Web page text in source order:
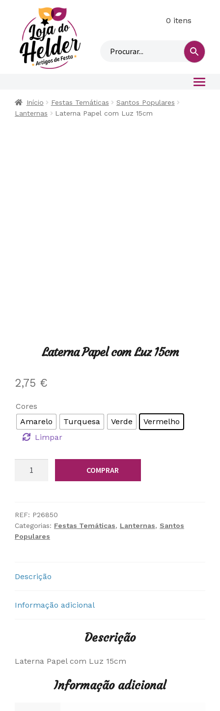
n
0 itens
Início Festas Temáticas
Santos Populares
Lanternas
Laterna Papel com Luz 15cm
Laterna Papel com Luz 15cm
2,75 €
Cores
Amarelo
Turquesa Verde
Vermelho
Limpar
com
Luz
15cm
COMPRAR
REF: P26850
Categorias: Festas Temáticas, Lanternas, Santos
Populares
Descrição
Informação adicional
Descrição
Laterna Papel com Luz 15cm
Informação adicional